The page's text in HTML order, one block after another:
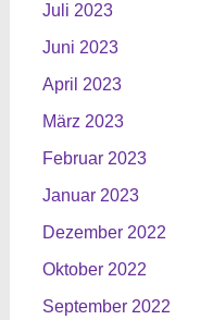
Juli 2023
Juni 2023
April 2023
März 2023
Februar 2023
Januar 2023
Dezember 2022
Oktober 2022
September 2022